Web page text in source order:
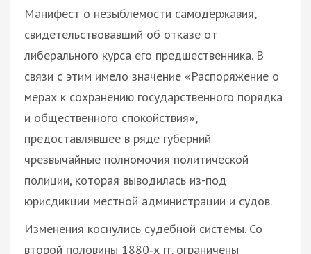
Манифест о незыблемости самодержавия,
свидетельствовавший об отказе от
либерального курса его предшественника. В
связи с этим имело значение «Распоряжение о
мерах к сохранению государственного порядка
и общественного спокойствия»,
предоставлявшее в ряде губерний
чрезвычайные полномочия политической
полиции, которая выводилась из-под
юрисдикции местной администрации и судов.
Изменения коснулись судебной системы. Со
второй половины 1880‑х гг. ограничены